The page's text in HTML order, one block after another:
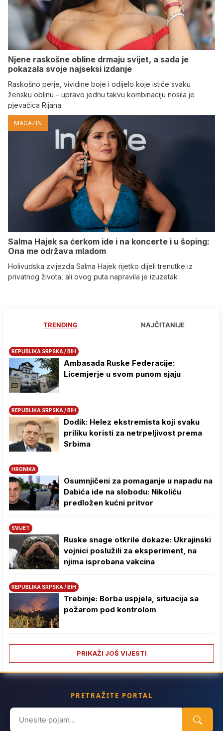
Njene raskošne obline drmaju svijet, a sada je
pokazala svoje najseksi izdanje
Raskošno perje, vividine boje i odijelo koje ističe svaku
žensku oblinu – upravo jednu takvu kombinaciju nosila je
pjevačica Rijana
MAGAZIN
Salma Hajek sa ćerkom ide i na koncerte i u šoping:
Ona me održava mladom
Holivudska zvijezda Salma Hajek rijetko dijeli trenutke iz
privatnog života, ali ovog puta napravila je izuzetak
TRENDING NAJČITANIJE
REPUBLIKA SRPSKA / BIH
Ambasada Ruske Federacije:
Licemjerje u svom punom sjaju
REPUBLIKA SRPSKA / BIH
Dodik: Helez ekstremista koji svaku
priliku koristi za netrpeljivost prema
Srbima
HRONIKA
Osumnjičeni za pomaganje u napadu na
Dabića ide na slobodu: Nikoliću
predložen kućni pritvor
SVIJET
Ruske snage otkrile dokaze: Ukrajinski
vojnici poslužili za eksperiment, na
njima isprobana vakcina
REPUBLIKA SRPSKA / BIH
Trebinje: Borba uspjela, situacija sa
požarom pod kontrolom
PRIKAŽI JOŠ VIJESTI
PRETRAŽITE PORTAL
Search
for: